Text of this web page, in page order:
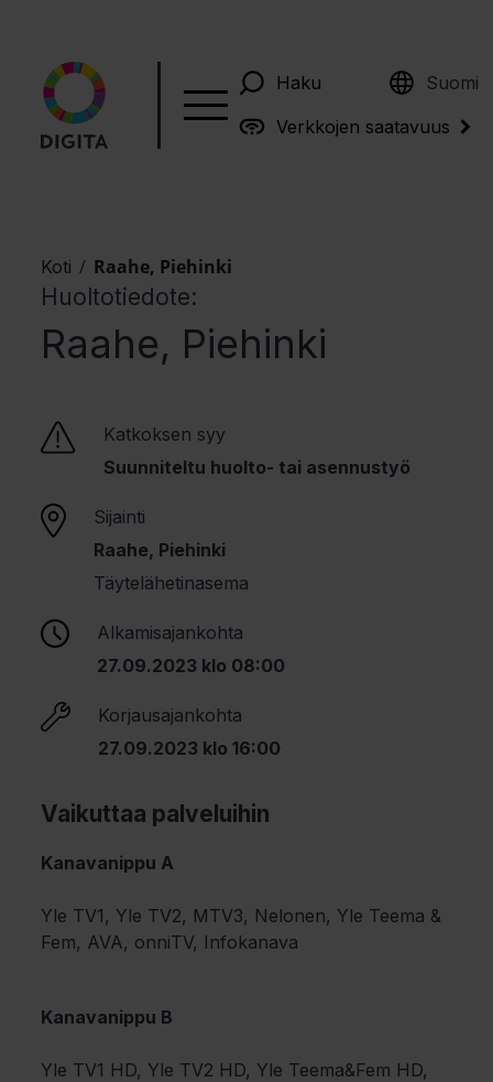
Haku Suomi
English
Verkkojen saatavuus
Koti / Raahe, Piehinki
Huoltotiedote:
Raahe, Piehinki
Katkoksen syy
Suunniteltu huolto- tai asennustyö
Sijainti
Raahe, Piehinki
Täytelähetinasema
Alkamisajankohta
27.09.2023 klo 08:00
Korjausajankohta
27.09.2023 klo 16:00
Vaikuttaa palveluihin
Kanavanippu A
Yle TV1, Yle TV2, MTV3, Nelonen, Yle Teema &
Fem, AVA, onniTV, Infokanava
Kanavanippu B
Yle TV1 HD, Yle TV2 HD, Yle Teema&Fem HD,